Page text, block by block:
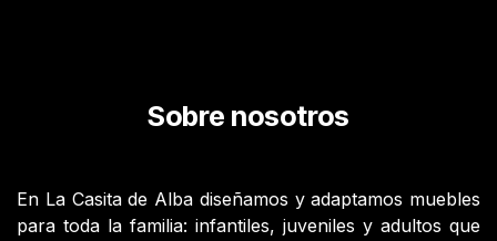
Sobre nosotros
En La Casita de Alba diseñamos y adaptamos muebles
para toda la familia: infantiles, juveniles y adultos que